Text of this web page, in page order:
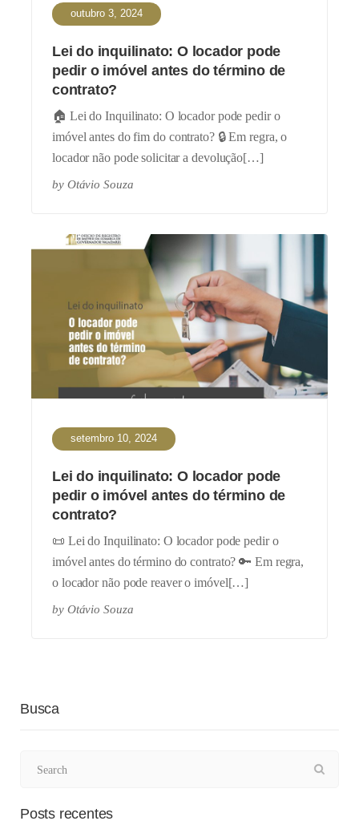
outubro 3, 2024
Lei do inquilinato: O locador pode
pedir o imóvel antes do término de
contrato?
🏠 Lei do Inquilinato: O locador pode pedir o
imóvel antes do fim do contrato? 🔒 Em regra, o
locador não pode solicitar a devolução[…]
by Otávio Souza
setembro 10, 2024
Lei do inquilinato: O locador pode
pedir o imóvel antes do término de
contrato?
📜 Lei do Inquilinato: O locador pode pedir o
imóvel antes do término do contrato? 🔑 Em regra,
o locador não pode reaver o imóvel[…]
by Otávio Souza
Busca
Posts recentes